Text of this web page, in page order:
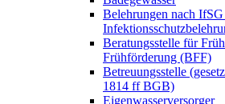
Belehrungen nach
Beratungsstelle für
Frühförderung (BFF)
Betreuungsstelle
1814 ff BGB)
Eigenwasserversorger